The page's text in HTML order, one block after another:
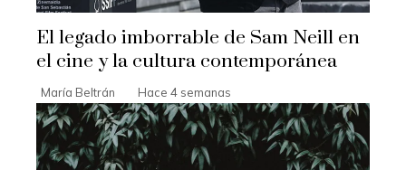
El legado imborrable de Sam Neill en
el cine y la cultura contemporánea
María Beltrán Hace 4 semanas